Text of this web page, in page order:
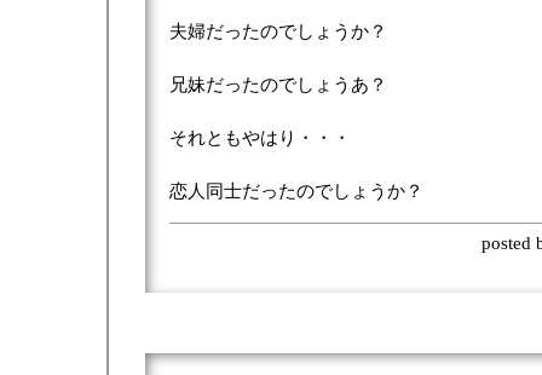
夫婦だったのでしょうか？
兄妹だったのでしょうあ？
それともやはり・・・
恋人同士だったのでしょうか？
posted